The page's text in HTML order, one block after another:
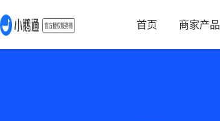
首页 商家产品